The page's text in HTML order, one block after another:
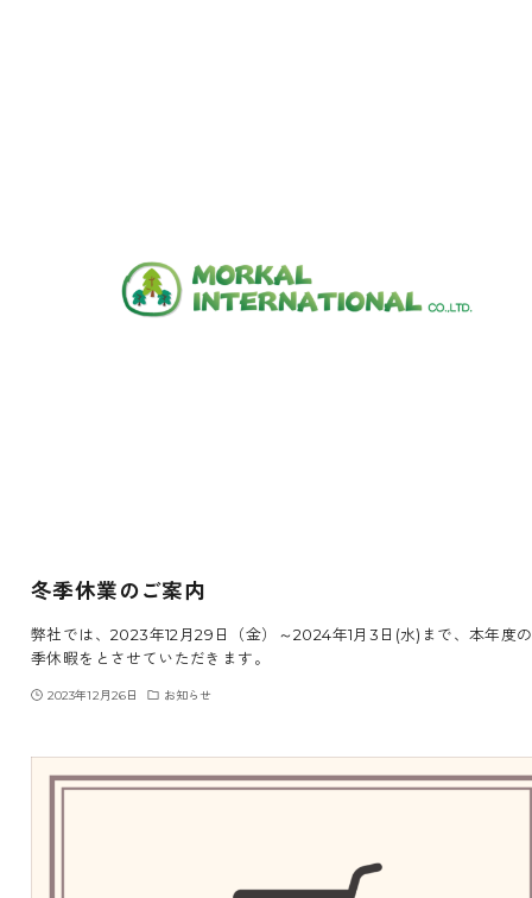
冬季休業のご案内
弊社では、2023年12月29日（金）～2024年1月3日(水)まで、本年度
季休暇をとさせていただきます。
2023年12月26日 お知らせ